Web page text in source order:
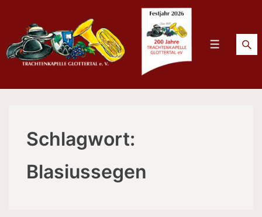
Inhalt
Menü
Schlagwort:
Blasiussegen